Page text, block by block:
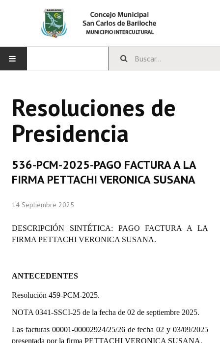
CONCEJO
Bloques Políticos
Comisiones Permanentes
Concejales Mandato Cumplido
Programas
Constitución Nacional
Constitución Provincial
Carta Orgánica 2007
Resoluciones de
Presidencia
536-PCM-2025-PAGO FACTURA A LA
FIRMA PETTACHI VERONICA SUSANA
14 Septiembre 2025
DESCRIPCIÓN SINTÉTICA: PAGO FACTURA A LA
FIRMA PETTACHI VERONICA SUSANA.
ANTECEDENTES
Resolución 459-PCM-2025.
NOTA 0341-SSCI-25 de la fecha de 02 de septiembre 2025.
Las facturas 00001-00002924/25/26 de fecha 02 y 03/09/2025
presentada por la firma PETTACHI VERONICA SUSANA.